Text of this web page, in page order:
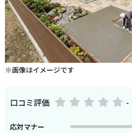
※画像はイメージです
口コミ評価 -
応対マナー